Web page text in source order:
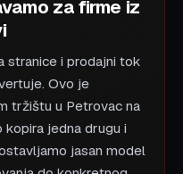
za firme iz
stranice i prodajni tok
Ovo je
tržištu u Petrovac na
jedna drugu i
jasan model